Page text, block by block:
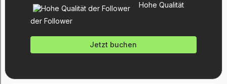
Hohe Qualität
der Follower
Jetzt buchen